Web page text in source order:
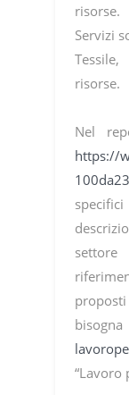
risorse.
Servizi
risorse.
Nel
https://
“Lavoro